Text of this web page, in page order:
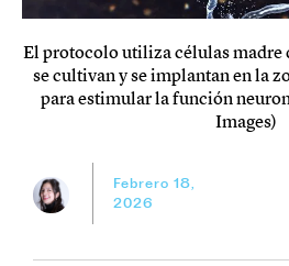
El protocolo utiliza células madre
se cultivan y se implantan en la
para estimular la función
Images)
Febrero 18,
2026